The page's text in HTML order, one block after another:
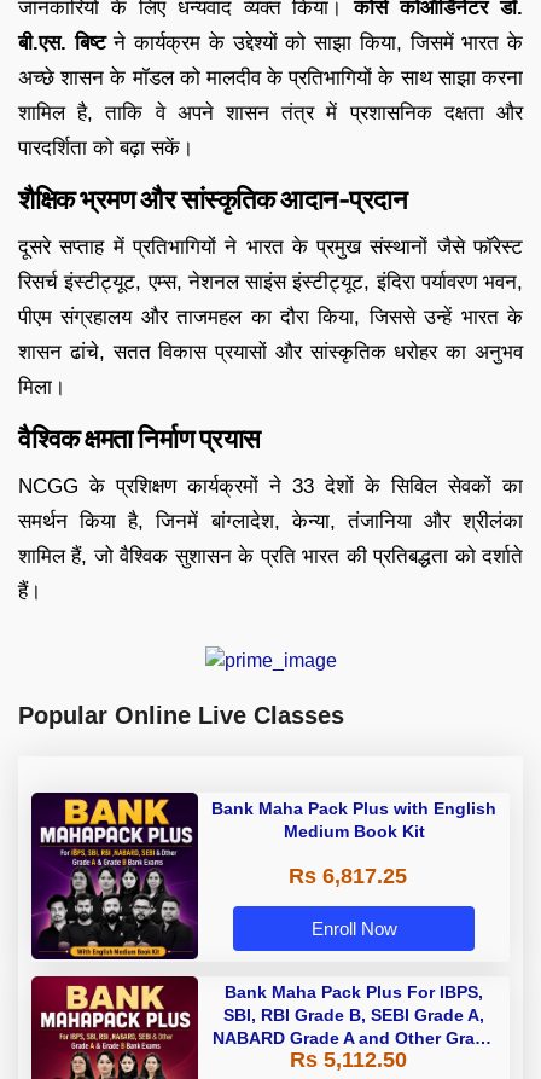
जानकारियों के लिए धन्यवाद व्यक्त किया।कोर्स कोऑर्डिनेटर डॉ.
बी.एस. बिष्टने कार्यक्रम के उद्देश्यों को साझा किया, जिसमें भारत के
अच्छे शासन के मॉडल को मालदीव के प्रतिभागियों के साथ साझा करना
शामिल है, ताकि वे अपने शासन तंत्र में प्रशासनिक दक्षता और
पारदर्शिता को बढ़ा सकें।
शैक्षिक भ्रमण और सांस्कृतिक आदान-प्रदान
दूसरे सप्ताह में प्रतिभागियों ने भारत के प्रमुख संस्थानों जैसे फॉरेस्ट
रिसर्च इंस्टीट्यूट, एम्स, नेशनल साइंस इंस्टीट्यूट, इंदिरा पर्यावरण भवन,
पीएम संग्रहालय और ताजमहल का दौरा किया, जिससे उन्हें भारत के
शासन ढांचे, सतत विकास प्रयासों और सांस्कृतिक धरोहर का अनुभव
मिला।
वैश्विक क्षमता निर्माण प्रयास
NCGG के प्रशिक्षण कार्यक्रमों ने 33 देशों के सिविल सेवकों का
समर्थन किया है, जिनमें बांग्लादेश, केन्या, तंजानिया और श्रीलंका
शामिल हैं, जो वैश्विक सुशासन के प्रति भारत की प्रतिबद्धता को दर्शाते
हैं।
Popular Online Live Classes
Bank Maha Pack Plus with English
Medium Book Kit
Rs 6,817.25
Enroll Now
Bank Maha Pack Plus For IBPS,
SBI, RBI Grade B, SEBI Grade A,
NABARD Grade A and Other Grade
A & Grade B Bank Exams
Rs 5,112.50